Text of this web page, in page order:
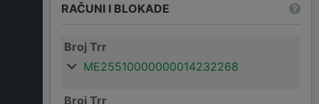
RAČUNI I BLOKADE
Broj Trr
ME25510000000014232268
Broj Trr